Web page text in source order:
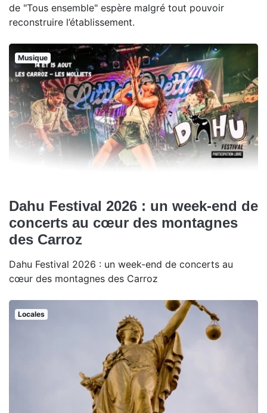
de "Tous ensemble" espère malgré tout pouvoir
reconstruire l’établissement.
Musique
Dahu Festival 2026 : un week-end de
concerts au cœur des montagnes
des Carroz
Dahu Festival 2026 : un week-end de concerts au
cœur des montagnes des Carroz
Locales